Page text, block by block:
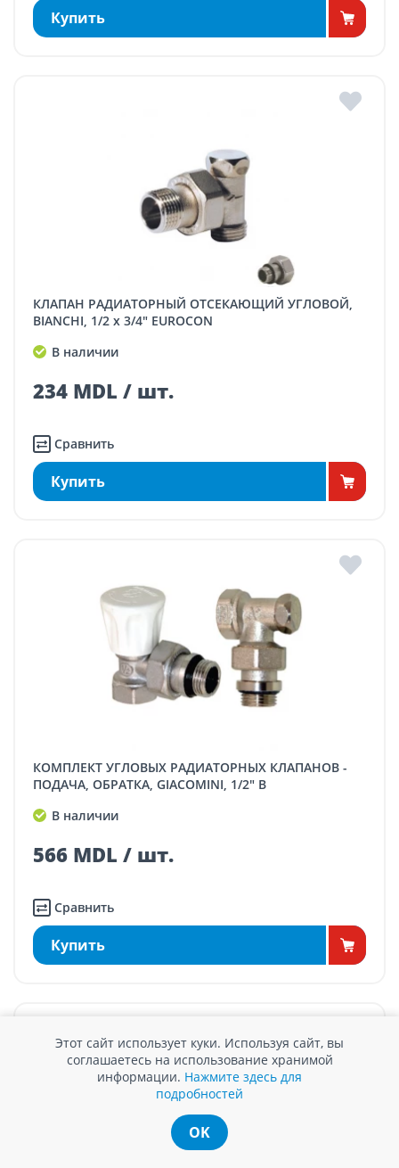
Купить
КЛАПАН РАДИАТОРНЫЙ ОТСЕКАЮЩИЙ УГЛОВОЙ,
BIANCHI, 1/2 x 3/4" EUROCON
В наличии
234 MDL / шт.
Сравнить
Купить
КОМПЛЕКТ УГЛОВЫХ РАДИАТОРНЫХ КЛАПАНОВ -
ПОДАЧА, ОБРАТКА, GIACOMINI, 1/2" В
В наличии
566 MDL / шт.
Сравнить
Купить
Этот сайт использует куки. Используя сайт, вы
соглашаетесь на использование хранимой
информации. Нажмите здесь для
подробностей
OK